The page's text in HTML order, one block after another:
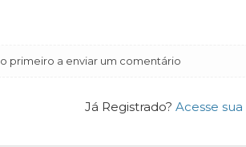
primeiro a enviar um comentário
Já Registrado? Acesse